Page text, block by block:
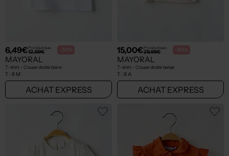
6,49€Prix boutique :
12,99€ -50%
MAYORAL
T-shirt - Coupe droite blanc
T : 6 M
ACHAT EXPRESS
15,00€Prix boutique :
29,99€ -50%
MAYORAL
T-shirt - Coupe droite beige
T : 9 A
ACHAT EXPRESS